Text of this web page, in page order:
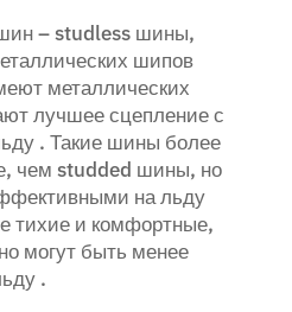
– studless шины,
шипов
металлических
лучшее сцепление с
. Такие шины более
чем studded шины, но
на льду
тихие и комфортные,
могут быть менее
.